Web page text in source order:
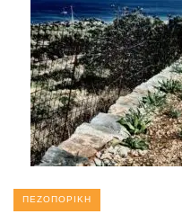
ΠΕΖΟΠΟΡΙΚΉ